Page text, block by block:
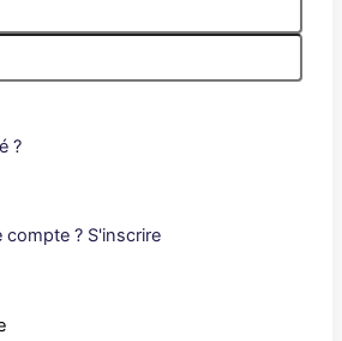
?
compte ? S'inscrire